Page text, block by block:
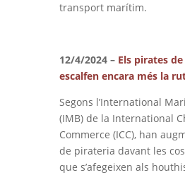
transport marítim.
12/4/2024 – Els pirates
escalfen encara més la
Segons l’International
(IMB) de la International
Commerce (ICC), han
de pirateria davant les
que s’afegeixen als